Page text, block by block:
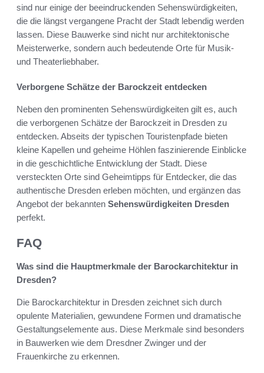
sind nur einige der beeindruckenden Sehenswürdigkeiten,
die die längst vergangene Pracht der Stadt lebendig werden
lassen. Diese Bauwerke sind nicht nur architektonische
Meisterwerke, sondern auch bedeutende Orte für Musik-
und Theaterliebhaber.
Verborgene Schätze der Barockzeit entdecken
Neben den prominenten Sehenswürdigkeiten gilt es, auch
die verborgenen Schätze der Barockzeit in Dresden zu
entdecken. Abseits der typischen Touristenpfade bieten
kleine Kapellen und geheime Höhlen faszinierende Einblicke
in die geschichtliche Entwicklung der Stadt. Diese
versteckten Orte sind Geheimtipps für Entdecker, die das
authentische Dresden erleben möchten, und ergänzen das
Angebot der bekannten Sehenswürdigkeiten Dresden
perfekt.
FAQ
Was sind die Hauptmerkmale der Barockarchitektur in
Dresden?
Die Barockarchitektur in Dresden zeichnet sich durch
opulente Materialien, gewundene Formen und dramatische
Gestaltungselemente aus. Diese Merkmale sind besonders
in Bauwerken wie dem Dresdner Zwinger und der
Frauenkirche zu erkennen.